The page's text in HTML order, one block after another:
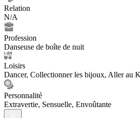
Relation
N/A
Profession
Danseuse de boîte de nuit
Loisirs
Dancer, Collectionner les bijoux, Aller au
Personnalité
Extravertie, Sensuelle, Envoûtante